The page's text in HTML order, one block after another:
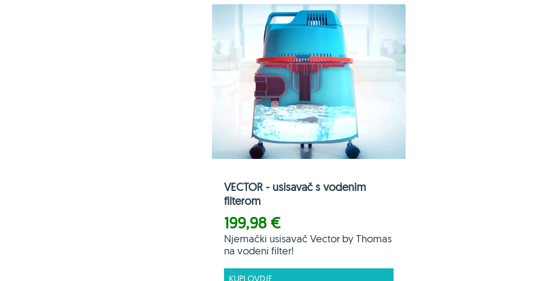
VECTOR - usisavač s vodenim
filterom
199,98 €
Njemački usisavač Vector by Thomas
na vodeni filter!
KUPI OVDJE